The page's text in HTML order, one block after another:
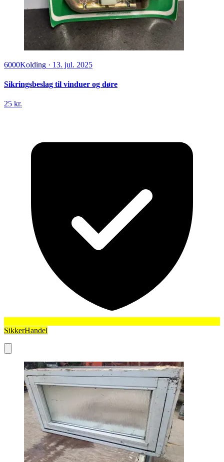
6000Kolding · 13. jul. 2025
Sikringsbeslag til vinduer og døre
25 kr.
SikkerHandel